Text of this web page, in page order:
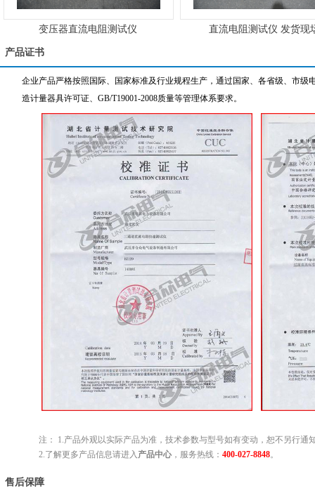
变压器直流电阻测试仪 直流电阻测试仪 发货现
产品证书
企业产品严格按照国际、国家标准及行业规程生产，通过国家、各省级、市
造计量器具许可证、GB/T19001-2008质量等管理体系要求。
注： 1.产品外观以实际产品为准，技术参数与型号如有变动，恕不另行通
2.了解更多产品信息请进入 产品中心 ，服务热线： 400-027-8848。
售后保障